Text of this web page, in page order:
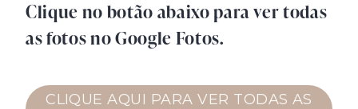
Clique no botão abaixo para ver todas
as fotos no Google Fotos.
CLIQUE AQUI PARA VER TODAS AS